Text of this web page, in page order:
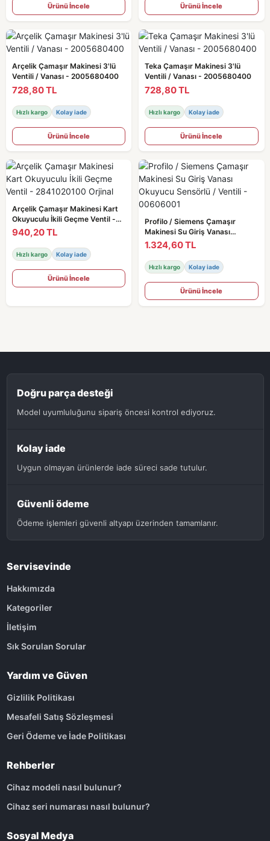
Ürünü İncele Ürünü İncele
Arçelik Çamaşır Makinesi 3'lü
Ventili / Vanası - 2005680400
728,80 TL
Hızlı kargo Kolay iade
Ürünü İncele
Teka Çamaşır Makinesi 3'lü
Ventili / Vanası - 2005680400
728,80 TL
Hızlı kargo Kolay iade
Ürünü İncele
Arçelik Çamaşır Makinesi Kart
Okuyuculu İkili Geçme Ventil -
2841020100 Orjinal
940,20 TL
Hızlı kargo Kolay iade
Ürünü İncele
Profilo / Siemens Çamaşır
Makinesi Su Giriş Vanası
Okuyucu Sensörlü / Ventili -
00606001
1.324,60 TL
Hızlı kargo Kolay iade
Ürünü İncele
Doğru parça desteği
Model uyumluluğunu sipariş öncesi kontrol ediyoruz.
Kolay iade
Uygun olmayan ürünlerde iade süreci sade tutulur.
Güvenli ödeme
Ödeme işlemleri güvenli altyapı üzerinden tamamlanır.
Servisevinde
Hakkımızda
Kategoriler
İletişim
Sık Sorulan Sorular
Yardım ve Güven
Gizlilik Politikası
Mesafeli Satış Sözleşmesi
Geri Ödeme ve İade Politikası
Rehberler
Cihaz modeli nasıl bulunur?
Cihaz seri numarası nasıl bulunur?
Sosyal Medya